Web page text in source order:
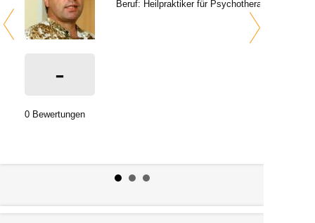
-
0 Bewertungen
Beruf: Heilpraktiker für Psychotherapie